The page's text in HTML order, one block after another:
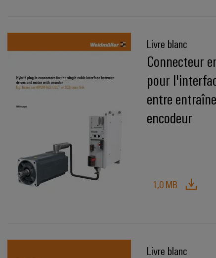
Livre blanc
Connecteur
pour
entre
encodeur
1,0 MB
Livre blanc